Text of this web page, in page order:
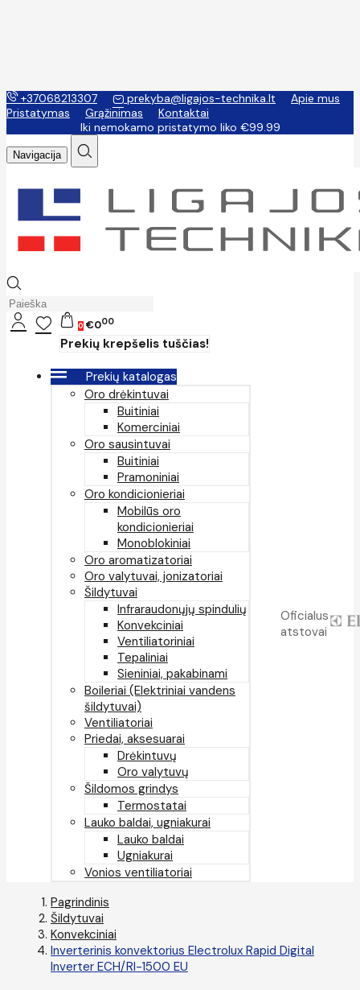
+37068213307 prekyba@ligajos-technika.lt
Apie mus
Pristatymas
Grąžinimas
Kontaktai
Iki nemokamo pristatymo liko €99.99
Navigacija
0 €000
Prekių krepšelis tuščias!
Prekių katalogas
Oro drėkintuvai
Buitiniai
Komerciniai
Oro sausintuvai
Buitiniai
Pramoniniai
Oro kondicionieriai
Mobilūs oro
kondicionieriai
Monoblokiniai
Oro aromatizatoriai
Oro valytuvai, jonizatoriai
Šildytuvai
Infraraudonųjų spindulių
Konvekciniai
Ventiliatoriniai
Tepaliniai
Sieniniai, pakabinami
Boileriai (Elektriniai vandens
šildytuvai)
Ventiliatoriai
Priedai, aksesuarai
Drėkintuvų
Oro valytuvų
Šildomos grindys
Termostatai
Lauko baldai, ugniakurai
Lauko baldai
Ugniakurai
Vonios ventiliatoriai
Oficialus
atstovai
Pagrindinis
Šildytuvai
Konvekciniai
Inverterinis konvektorius Electrolux Rapid Digital
Inverter ECH/RI-1500 EU